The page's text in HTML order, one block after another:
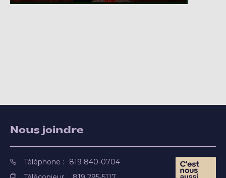
Nous joindre
Téléphone :
819 840-0704